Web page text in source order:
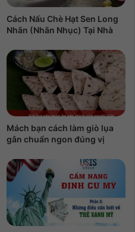
Cách Nấu Chè Hạt Sen Long
Nhãn (Nhãn Nhục) Tại Nhà
Mách bạn cách làm giò lụa
gân chuẩn ngon đúng vị